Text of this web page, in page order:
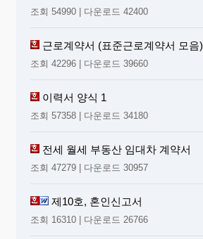
조회 54990 | 다운로드 42400
근로계약서 (표준근로계약서 모음)
조회 42296 | 다운로드 39660
이력서 양식 1
조회 57358 | 다운로드 34180
전세 월세 부동산 임대차 계약서
조회 47279 | 다운로드 30957
제10호, 혼인신고서
조회 16310 | 다운로드 26766